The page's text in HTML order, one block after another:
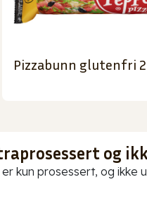
Pizzabunn glutenfri
og
kun prosessert, og ikke